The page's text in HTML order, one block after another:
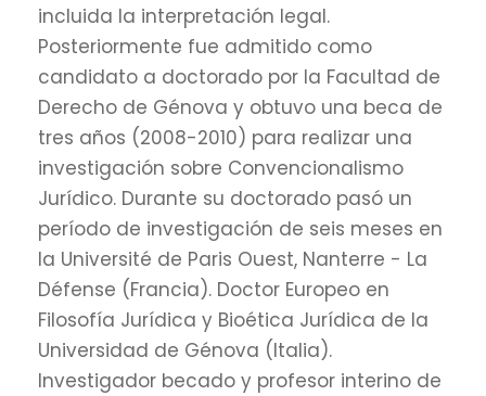
incluida la interpretación legal.
Posteriormente fue admitido como
candidato a doctorado por la Facultad de
Derecho de Génova y obtuvo una beca de
tres años (2008-2010) para realizar una
investigación sobre Convencionalismo
Jurídico. Durante su doctorado pasó un
período de investigación de seis meses en
la Université de Paris Ouest, Nanterre - La
Défense (Francia). Doctor Europeo en
Filosofía Jurídica y Bioética Jurídica de la
Universidad de Génova (Italia).
Investigador becado y profesor interino de